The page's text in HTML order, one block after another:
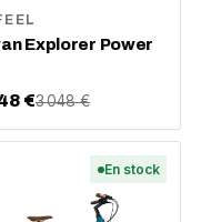
Explorer Power
€3 048 €
En stock